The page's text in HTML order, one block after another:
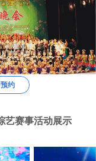
园星
开“启”大未来
—我们是益友。
约
艺赛事活动展示